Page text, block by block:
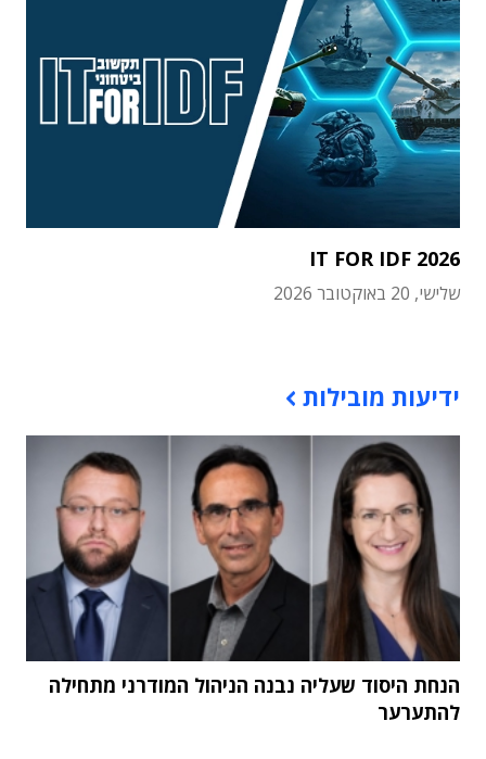
IT FOR IDF 2026
שלישי, 20 באוקטובר 2026
ידיעות מובילות
הנחת היסוד שעליה נבנה הניהול המודרני מתחילה
להתערער